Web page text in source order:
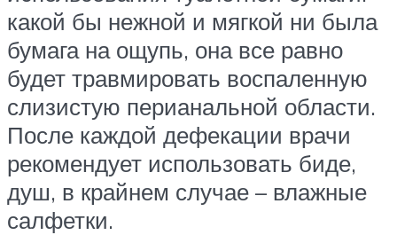
какой бы нежной и мягкой ни была
бумага на ощупь, она все равно
будет травмировать воспаленную
слизистую перианальной области.
После каждой дефекации врачи
рекомендует использовать биде,
душ, в крайнем случае – влажные
салфетки.